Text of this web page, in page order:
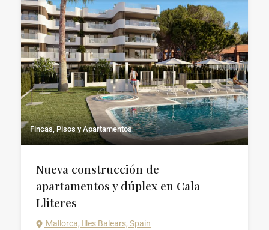
Fincas, Pisos y Apartamentos
Nueva construcción de
apartamentos y dúplex en Cala
Lliteres
Mallorca, Illes Balears, Spain